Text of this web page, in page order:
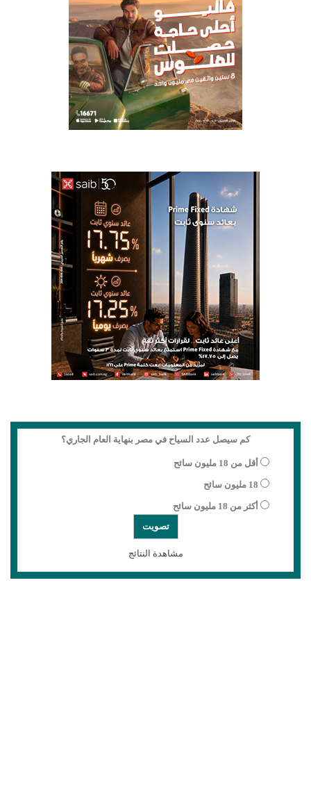
كم سيصل عدد السياح في مصر بنهاية العام الجاري؟
أقل من 18 مليون سائح
18 مليون سائح
أكثر من 18 مليون سائح
مشاهدة النتائج